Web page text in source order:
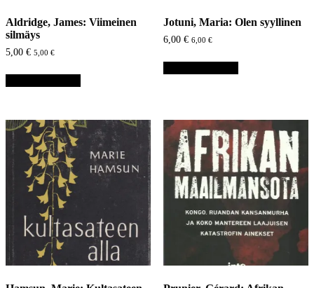
Aldridge, James: Viimeinen
silmäys
5,00 € 5,00 €
Jotuni, Maria: Olen syyllinen
6,00 € 6,00 €